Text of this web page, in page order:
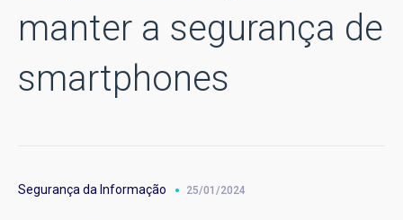
manter a segurança de
smartphones
Segurança da Informação 25/01/2024